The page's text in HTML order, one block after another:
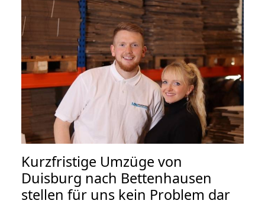
Kurzfristige Umzüge von
Duisburg nach Bettenhausen
stellen für uns kein Problem dar